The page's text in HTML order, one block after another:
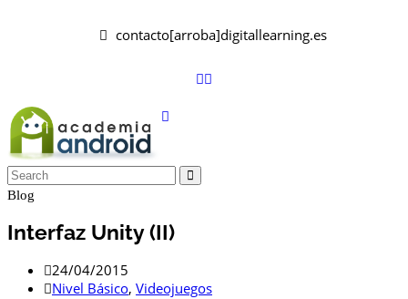
contacto[arroba]digitallearning.es
Blog
Interfaz Unity (II)
24/04/2015
Nivel Básico, Videojuegos